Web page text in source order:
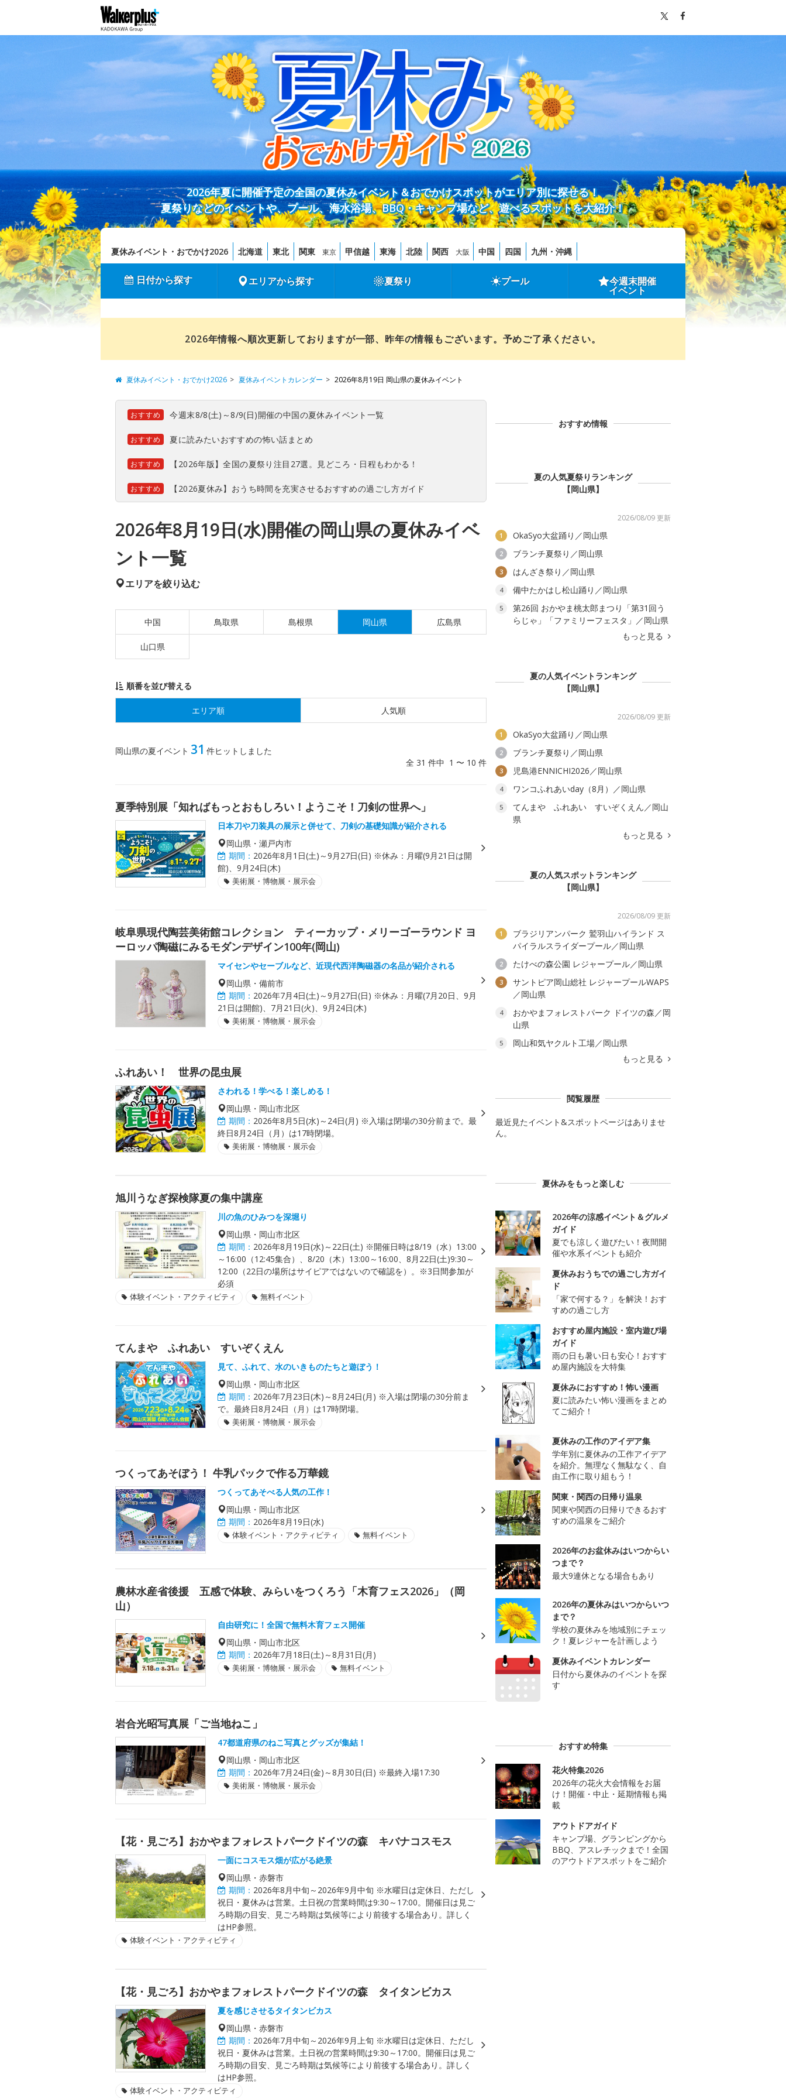
2026年夏に開催予定の全国の夏休みイベント＆おでかけスポットがエリア別に探せる！
夏祭りなどのイベントや、プール、海水浴場、BBQ・キャンプ場など、遊べるスポットを大紹介！
夏休みイベント・おでかけ2026 北海道 東北 関東 東京 甲信越 東海 北陸 関西 大阪 中国 四国 九州・沖縄
日付から探す エリアから探す 夏祭り プール 今週末開催
イベント
2026年情報へ順次更新しておりますが一部、昨年の情報もございます。予めご了承ください。
夏休みイベント・おでかけ2026 夏休みイベントカレンダー 2026年8月19日 岡山県の夏休みイベント
おすすめ 今週末8/8(土)～8/9(日)開催の中国の夏休みイベント一覧
おすすめ 夏に読みたいおすすめの怖い話まとめ
おすすめ 【2026年版】全国の夏祭り注目27選。見どころ・日程もわかる！
おすすめ 【2026夏休み】おうち時間を充実させるおすすめの過ごし方ガイド
2026年8月19日(水)開催の岡山県の夏休みイベ
ント一覧
エリアを絞り込む
中国 鳥取県 島根県 岡山県 広島県
山口県
順番を並び替える
エリア順 人気順
岡山県の夏イベント 31 件ヒットしました
全 31 件中 1 〜 10 件
夏季特別展「知ればもっとおもしろい！ようこそ！刀剣の世界へ」
日本刀や刀装具の展示と併せて、刀剣の基礎知識が紹介される
岡山県・瀬戸内市
期間： 2026年8月1日(土)～9月27日(日) ※休み：月曜(9月21日は開
館)、9月24日(木)
美術展・博物展・展示会
岐阜県現代陶芸美術館コレクション ティーカップ・メリーゴーラウンド ヨ
ーロッパ陶磁にみるモダンデザイン100年(岡山)
マイセンやセーブルなど、近現代西洋陶磁器の名品が紹介される
岡山県・備前市
期間： 2026年7月4日(土)～9月27日(日) ※休み：月曜(7月20日、9月
21日は開館)、7月21日(火)、9月24日(木)
美術展・博物展・展示会
ふれあい！ 世界の昆虫展
さわれる！学べる！楽しめる！
岡山県・岡山市北区
期間： 2026年8月5日(水)～24日(月) ※入場は閉場の30分前まで。最
終日8月24日（月）は17時閉場。
美術展・博物展・展示会
旭川うなぎ探検隊夏の集中講座
川の魚のひみつを深堀り
岡山県・岡山市北区
期間： 2026年8月19日(水)～22日(土) ※開催日時は8/19（水）13:00
～16:00（12:45集合）、8/20（木）13:00～16:00、8月22日(土)9:30～
12:00（22日の場所はサイピアではないので確認を）。※3日間参加が
必須
体験イベント・アクティビティ 無料イベント
てんまや ふれあい すいぞくえん
見て、ふれて、水のいきものたちと遊ぼう！
岡山県・岡山市北区
期間： 2026年7月23日(木)～8月24日(月) ※入場は閉場の30分前ま
で。最終日8月24日（月）は17時閉場。
美術展・博物展・展示会
つくってあそぼう！ 牛乳パックで作る万華鏡
つくってあそべる人気の工作！
岡山県・岡山市北区
期間： 2026年8月19日(水)
体験イベント・アクティビティ 無料イベント
農林水産省後援 五感で体験、みらいをつくろう「木育フェス2026」（岡
山）
自由研究に！全国で無料木育フェス開催
岡山県・岡山市北区
期間： 2026年7月18日(土)～8月31日(月)
美術展・博物展・展示会 無料イベント
岩合光昭写真展「ご当地ねこ」
47都道府県のねこ写真とグッズが集結！
岡山県・岡山市北区
期間： 2026年7月24日(金)～8月30日(日) ※最終入場17:30
美術展・博物展・展示会
【花・見ごろ】おかやまフォレストパークドイツの森 キバナコスモス
一面にコスモス畑が広がる絶景
岡山県・赤磐市
期間： 2026年8月中旬～2026年9月中旬 ※水曜日は定休日、ただし
祝日・夏休みは営業。土日祝の営業時間は9:30～17:00。開催日は見ご
ろ時期の目安、見ごろ時期は気候等により前後する場合あり。詳しく
はHP参照。
体験イベント・アクティビティ
【花・見ごろ】おかやまフォレストパークドイツの森 タイタンビカス
夏を感じさせるタイタンビカス
岡山県・赤磐市
期間： 2026年7月中旬～2026年9月上旬 ※水曜日は定休日、ただし
祝日・夏休みは営業。土日祝の営業時間は9:30～17:00。開催日は見ご
ろ時期の目安、見ごろ時期は気候等により前後する場合あり。詳しく
はHP参照。
体験イベント・アクティビティ
おすすめ情報
夏の人気夏祭りランキング
【岡山県】
2026/08/09 更新
1 OkaSyo大盆踊り／岡山県
2 ブランチ夏祭り／岡山県
3 はんざき祭り／岡山県
4 備中たかはし松山踊り／岡山県
5
第26回 おかやま桃太郎まつり「第31回う
らじゃ」「ファミリーフェスタ」／岡山県
もっと見る
夏の人気イベントランキング
【岡山県】
2026/08/09 更新
1 OkaSyo大盆踊り／岡山県
2 ブランチ夏祭り／岡山県
3 児島港ENNICHI2026／岡山県
4 ワンコふれあいday（8月）／岡山県
5
てんまや ふれあい すいぞくえん／岡山
県
もっと見る
夏の人気スポットランキング
【岡山県】
2026/08/09 更新
1
ブラジリアンパーク 鷲羽山ハイランド ス
パイラルスライダープール／岡山県
2 たけべの森公園 レジャープール／岡山県
3
サントピア岡山総社 レジャープールWAPS
／岡山県
4
おかやまフォレストパーク ドイツの森／岡
山県
5
岡山和気ヤクルト工場／岡山県
もっと見る
閲覧履歴
最近見たイベント&スポットページはありませ
ん。
夏休みをもっと楽しむ
2026年の涼感イベント＆グルメ
ガイド
夏でも涼しく遊びたい！夜間開
催や水系イベントも紹介
夏休みおうちでの過ごし方ガイ
ド
「家で何する？」を解決！おす
すめの過ごし方
おすすめ屋内施設・室内遊び場
ガイド
雨の日も暑い日も安心！おすす
め屋内施設を大特集
夏休みにおすすめ！怖い漫画
夏に読みたい怖い漫画をまとめ
てご紹介！
夏休みの工作のアイデア集
学年別に夏休みの工作アイデア
を紹介。無理なく無駄なく、自
由工作に取り組もう！
関東・関西の日帰り温泉
関東や関西の日帰りできるおす
すめの温泉をご紹介
2026年のお盆休みはいつからい
つまで？
最大9連休となる場合もあり
2026年の夏休みはいつからいつ
まで？
学校の夏休みを地域別にチェッ
ク！夏レジャーを計画しよう
夏休みイベントカレンダー
日付から夏休みのイベントを探
す
おすすめ特集
花火特集2026
2026年の花火大会情報をお届
け！開催・中止・延期情報も掲
載
アウトドアガイド
キャンプ場、グランピングから
BBQ、アスレチックまで！全国
のアウトドアスポットをご紹介